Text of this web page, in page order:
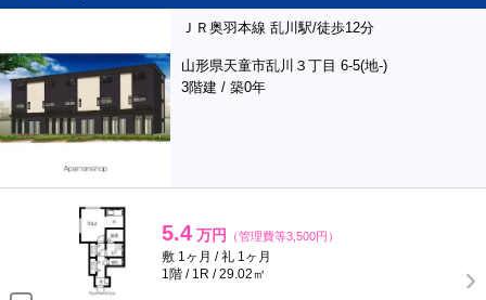
ＪＲ奥羽本線 乱川駅/徒歩12分
山形県天童市乱川３丁目 6-5(地-)
3階建 / 築0年
5.4 万円 （管理費等3,500円）
敷 1ヶ月 / 礼 1ヶ月
1階 / 1R / 29.02㎡